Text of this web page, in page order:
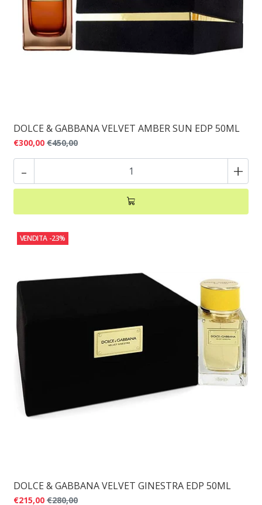
DOLCE & GABBANA VELVET AMBER SUN EDP 50ML
€300,00 €450,00
- +
VENDITA -23%
DOLCE & GABBANA VELVET GINESTRA EDP 50ML
€215,00 €280,00